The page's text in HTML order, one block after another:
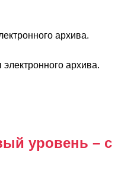
архива.
архива.
уровень – с